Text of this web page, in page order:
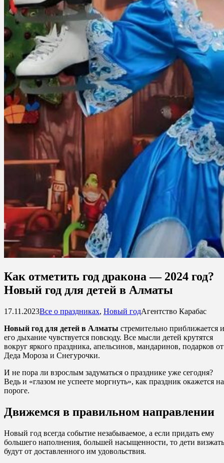
Как отметить год дракона — 2024 год?
Новый год для детей в Алматы
17.11.2023Все о праздниках, Новый годАгентство Карабас
Новый год для детей в Алматы стремительно приближается и
его дыхание чувствуется повсюду. Все мысли детей крутятся
вокруг яркого праздника, апельсинов, мандаринов, подарков от
Деда Мороза и Снегурочки.
И не пора ли взрослым задуматься о празднике уже сегодня?
Ведь и «глазом не успеете моргнуть», как праздник окажется на
пороге.
Движемся в правильном направлении
Новый год всегда событие незабываемое, а если придать ему
большего наполнения, большей насыщенности, то дети визжать
будут от доставленного им удовольствия.